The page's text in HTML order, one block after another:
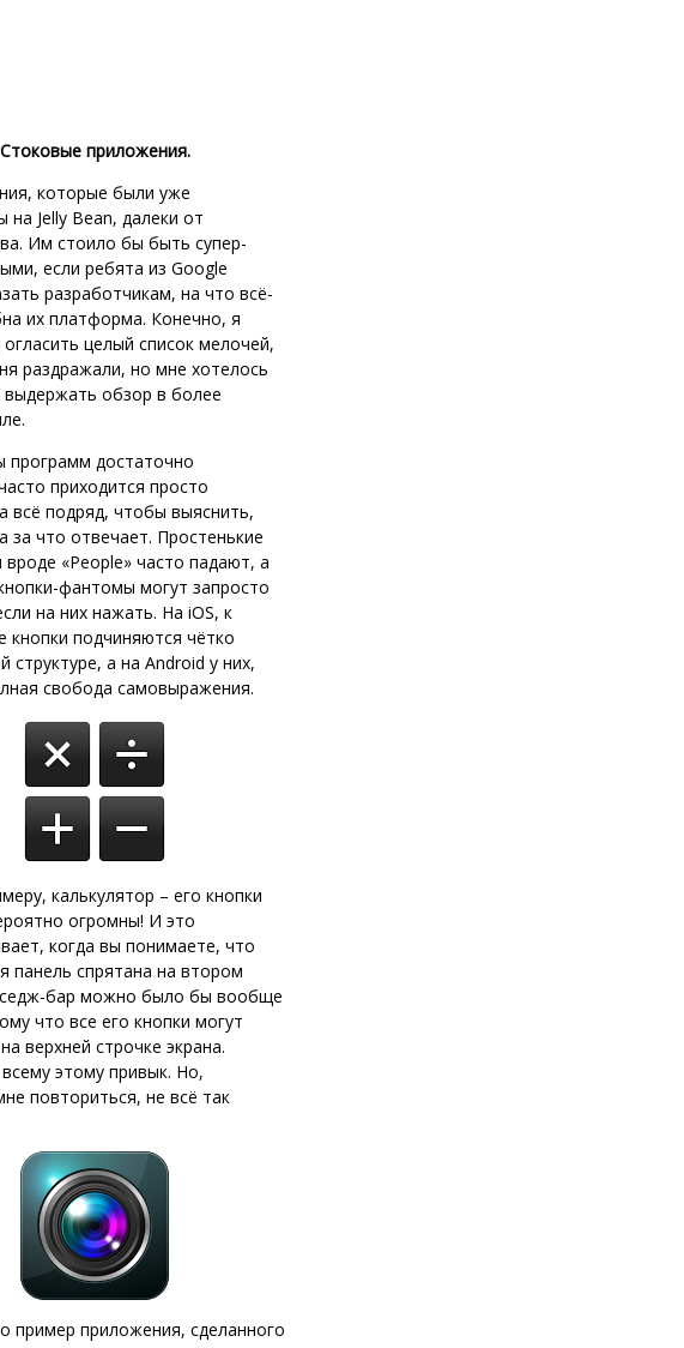
Стоковые приложения.
которые были уже
на Jelly Bean, далеки от
Им стоило бы быть супер-
если ребята из Google
разработчикам, на что всё-
их платформа. Конечно, я
огласить целый список мелочей,
раздражали, но мне хотелось
выдержать обзор в более
программ достаточно
приходится просто
всё подряд, чтобы выяснить,
за что отвечает. Простенькие
«People» часто падают, а
фантомы могут запросто
на них нажать. На iOS, к
кнопки подчиняются чётко
структуре, а на Android у них,
свобода самовыражения.
калькулятор – его кнопки
огромны! И это
когда вы понимаете, что
панель спрятана на втором
бар можно было бы вообще
что все его кнопки могут
верхней строчке экрана.
этому привык. Но,
повториться, не всё так
пример приложения, сделанного